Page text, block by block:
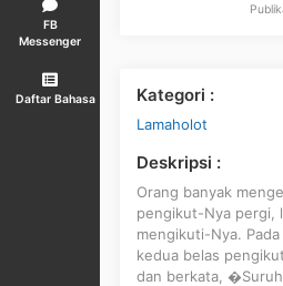
FB
Messenger
Daftar Bahasa Kategori :
Lamaholot
Deskripsi :
Orang banyak
pengikut-Nya pergi,
mengikuti-Nya.
kedua belas
dan berkata,